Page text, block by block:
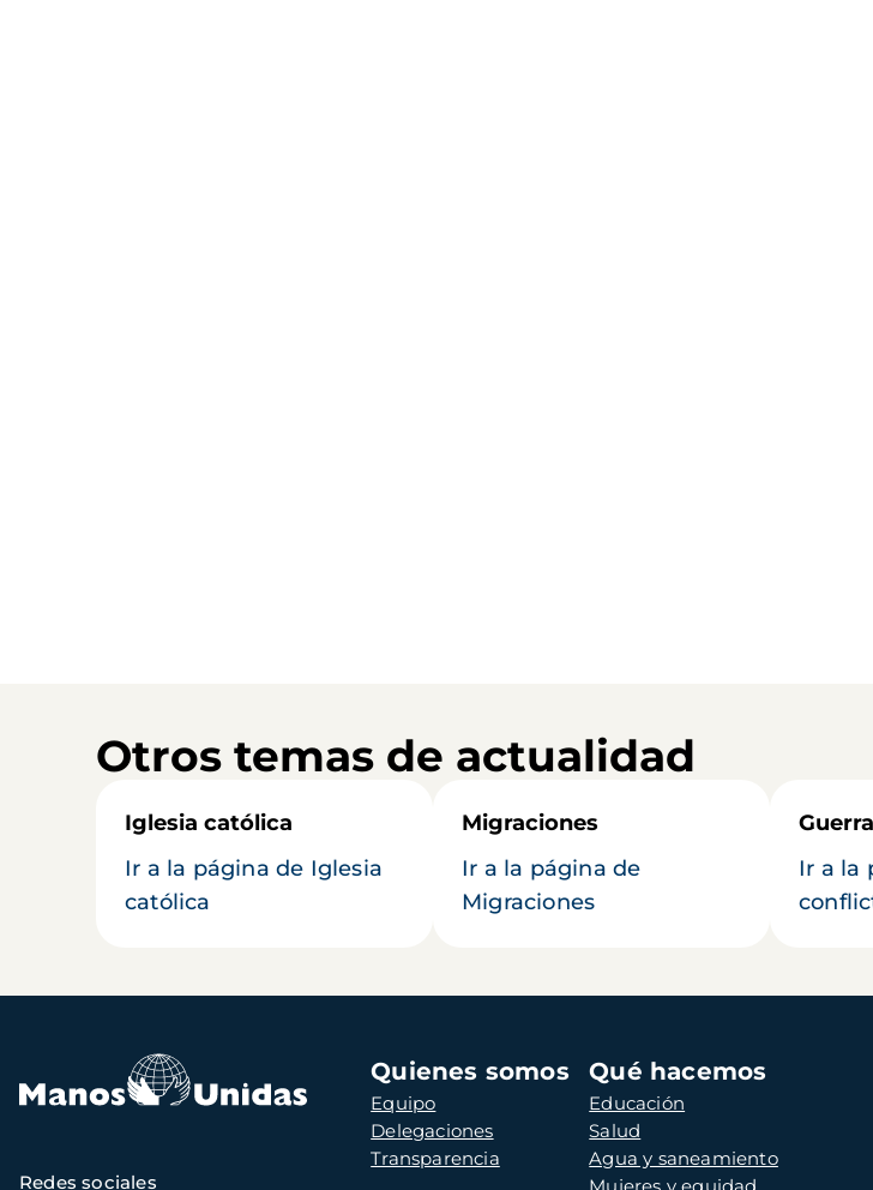
Otros temas de actualidad
Iglesia católica
Ir a la página de Iglesia
católica
Migraciones
Ir a la página de
Migraciones
Ir a la
Navegación
principal
Quienes somos
Equipo
Delegaciones
Transparencia
Qué hacemos
Educación
Salud
Agua y saneamiento
Mujeres y equidad
Redes sociales